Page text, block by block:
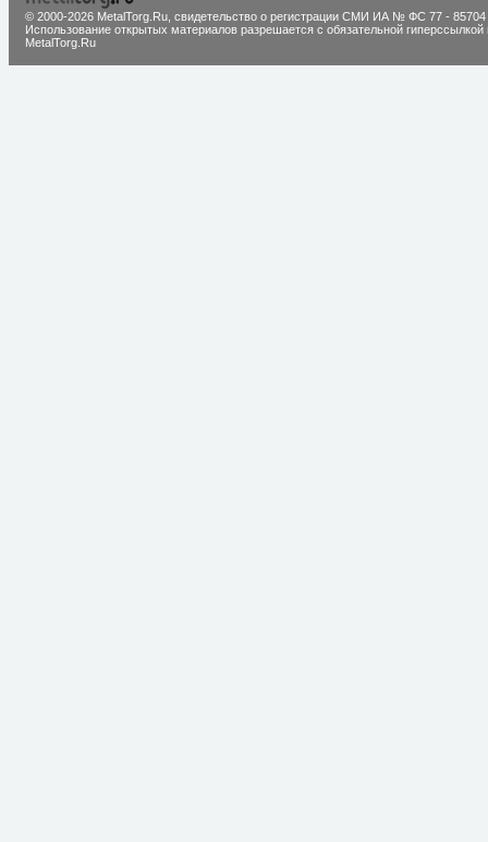
© 2000-2026 MetalTorg.Ru, cвидетельство о регистрации СМИ ИА № ФС 77 - 85704
Использование открытых материалов разрешается с обязательной гиперссылкой
MetalTorg.Ru